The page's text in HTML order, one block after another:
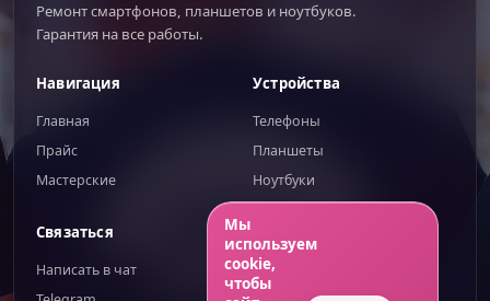
Диагностика при вас
Новая влагозащита
Проверка всех функций
Ремонт смартфонов, планшетов и ноутбуков.
Гарантия на все работы.
Навигация
Главная
Прайс
Мастерские
Устройства
Телефоны
Планшеты
Ноутбуки
Связаться
Написать в чат
Публичная оферта
Мы
используем
cookie,
чтобы
ИИ-помощник — отвечаю сразу